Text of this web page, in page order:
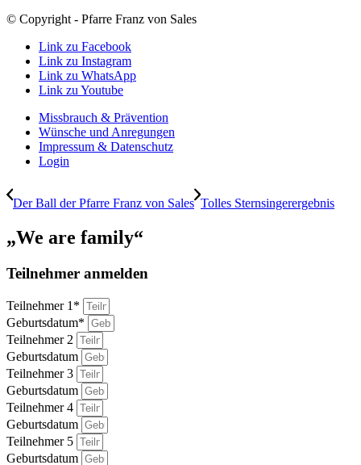
© Copyright - Pfarre Franz von Sales
Link zu Facebook
Link zu Instagram
Link zu WhatsApp
Link zu Youtube
Missbrauch & Prävention
Wünsche und Anregungen
Impressum & Datenschutz
Login
Der Ball der Pfarre Franz von Sales Tolles Sternsingerergebnis
„We are family“
Teilnehmer anmelden
Teilnehmer 1*
Geburtsdatum*
Teilnehmer 2
Geburtsdatum
Teilnehmer 3
Geburtsdatum
Teilnehmer 4
Geburtsdatum
Teilnehmer 5
Geburtsdatum